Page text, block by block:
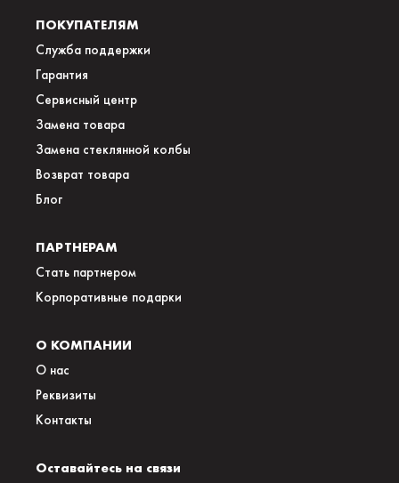
ПОКУПАТЕЛЯМ
Служба поддержки
Гарантия
Сервисный центр
Замена товара
Замена стеклянной колбы
Возврат товара
Блог
ПАРТНЕРАМ
Стать партнером
Корпоративные подарки
О КОМПАНИИ
О нас
Реквизиты
Контакты
Оставайтесь на связи